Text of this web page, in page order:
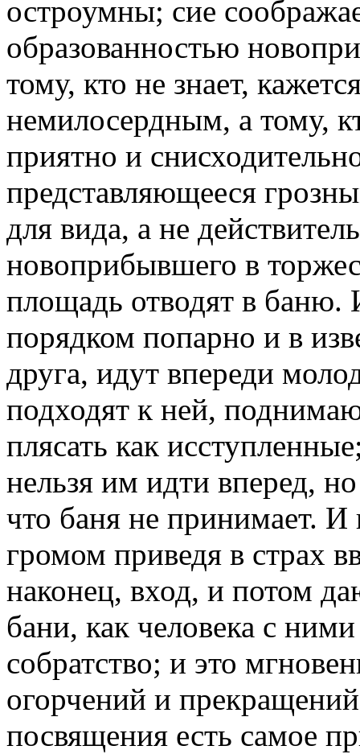
остроумны; сие
образованностью
тому, кто не знает,
немилосердным, а тому,
приятно и
представляющееся
для вида, а не
новоприбывшего в
площадь отводят в баню.
порядком попарно и в
друга, идут впереди
подходят к ней,
плясать как
нельзя им идти вперед,
что баня не принимает.
громом приведя в страх
наконец, вход, и потом
бани, как человека с
собратство; и это
огорчений и
посвящения есть самое